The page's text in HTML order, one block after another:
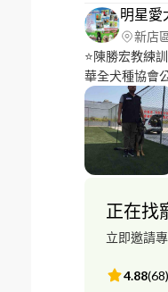
明星愛
新店
⭐陳勝宏教練
華全犬種協會
練、才藝訓練
過台灣狗醫生
教育錦標賽亞
如全聯、西
滿的疑問?️ ?你
感到無奈?其
且人見人愛的
用1聲、2聲
正在找
立即邀請
4.88(68)